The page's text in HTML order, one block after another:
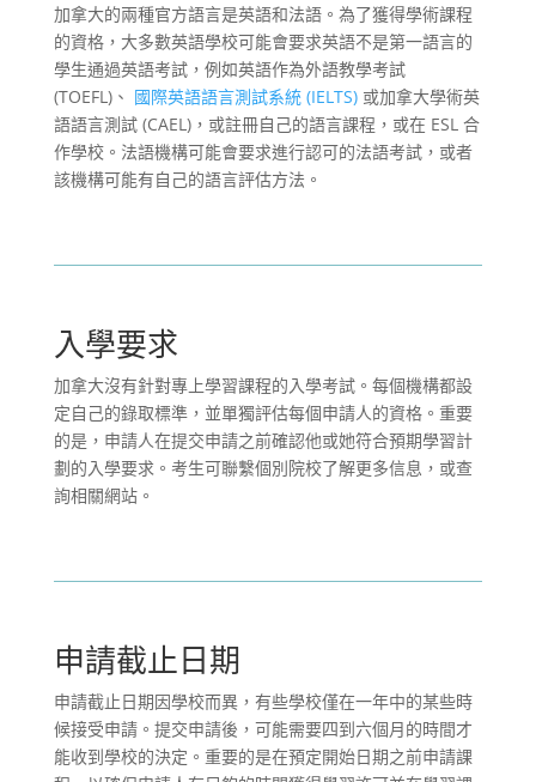
加拿大的兩種官方語言是英語和法語。為了獲得學術課程
的資格，大多數英語學校可能會要求英語不是第一語言的
學生通過英語考試，例如英語作為外語教學考試
(TOEFL)、 國際英語語言測試系統 (IELTS)或加拿大學術英
語語言測試 (CAEL)，或註冊自己的語言課程，或在 ESL 合
作學校。法語機構可能會要求進行認可的法語考試，或者
該機構可能有自己的語言評估方法。
入學要求
加拿大沒有針對專上學習課程的入學考試。每個機構都設
定自己的錄取標準，並單獨評估每個申請人的資格。重要
的是，申請人在提交申請之前確認他或她符合預期學習計
劃的入學要求。考生可聯繫個別院校了解更多信息，或查
詢相關網站。
申請截止日期
申請截止日期因學校而異，有些學校僅在一年中的某些時
候接受申請。提交申請後，可能需要四到六個月的時間才
能收到學校的決定。重要的是在預定開始日期之前申請課